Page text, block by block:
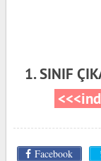
1. SINIF
Facebook